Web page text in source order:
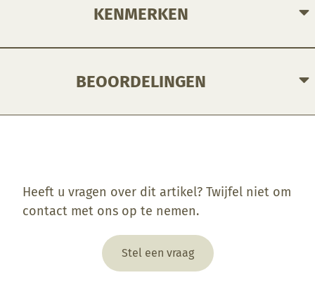
KENMERKEN
BEOORDELINGEN
Heeft u vragen over dit artikel? Twijfel niet om
contact met ons op te nemen.
Stel een vraag